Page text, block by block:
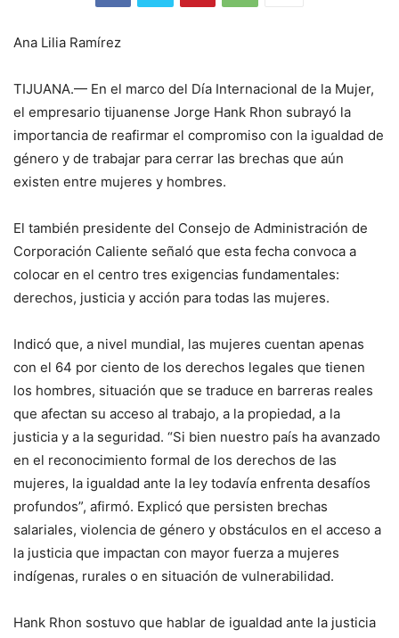
Ana Lilia Ramírez
TIJUANA.— En el marco del Día Internacional de la Mujer,
el empresario tijuanense Jorge Hank Rhon subrayó la
importancia de reafirmar el compromiso con la igualdad de
género y de trabajar para cerrar las brechas que aún
existen entre mujeres y hombres.
El también presidente del Consejo de Administración de
Corporación Caliente señaló que esta fecha convoca a
colocar en el centro tres exigencias fundamentales:
derechos, justicia y acción para todas las mujeres.
Indicó que, a nivel mundial, las mujeres cuentan apenas
con el 64 por ciento de los derechos legales que tienen
los hombres, situación que se traduce en barreras reales
que afectan su acceso al trabajo, a la propiedad, a la
justicia y a la seguridad. “Si bien nuestro país ha avanzado
en el reconocimiento formal de los derechos de las
mujeres, la igualdad ante la ley todavía enfrenta desafíos
profundos”, afirmó. Explicó que persisten brechas
salariales, violencia de género y obstáculos en el acceso a
la justicia que impactan con mayor fuerza a mujeres
indígenas, rurales o en situación de vulnerabilidad.
Hank Rhon sostuvo que hablar de igualdad ante la justicia